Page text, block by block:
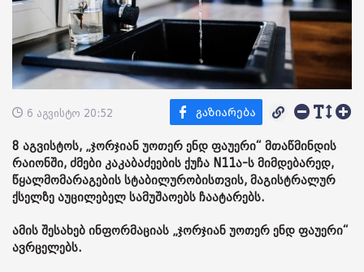
6 აგვისტო 20:52
8 აგვისტოს, „ჯორჯიან უოთერ ენდ ფაუერი“ მთაწმინდის
რაიონში, ძმები კაკაბაძეების ქუჩა N11ა-ს მიმდებარედ,
წყალმომარაგების სტაბილურობისთვის, მაგისტრალურ
ქსელზე აუცილებელ სამუშაოებს ჩაატარებს.
ამის შესახებ ინფორმაციას „ჯორჯიან უოთერ ენდ ფაუერი“
ავრცელებს.